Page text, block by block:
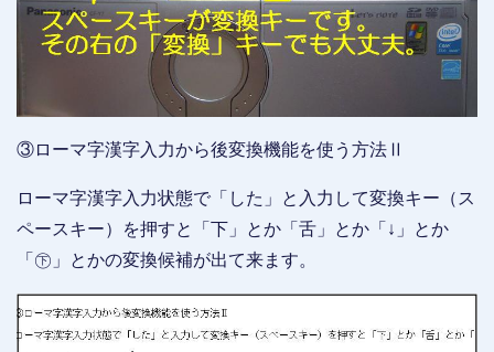
③ローマ字漢字入力から後変換機能を使う方法Ⅱ
ローマ字漢字入力状態で「した」と入力して変換キー（ス
ペースキー）を押すと「下」とか「舌」とか「↓」とか
「㊦」とかの変換候補が出て来ます。